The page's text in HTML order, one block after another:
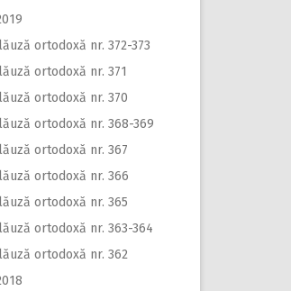
ortodoxă nr. 372-373
ortodoxă nr. 371
ortodoxă nr. 370
ortodoxă nr. 368-369
ortodoxă nr. 367
ortodoxă nr. 366
ortodoxă nr. 365
ortodoxă nr. 363-364
ortodoxă nr. 362